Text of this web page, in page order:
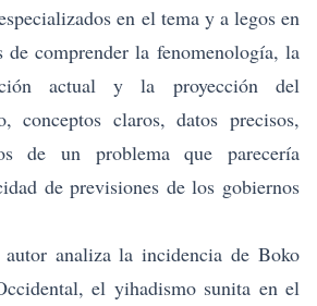
en el tema y a legos en
de comprender la fenomenología, la
actual y la proyección del
conceptos claros, datos precisos,
de un problema que parecería
de previsiones de los gobiernos
analiza la incidencia de Boko
el yihadismo sunita en el